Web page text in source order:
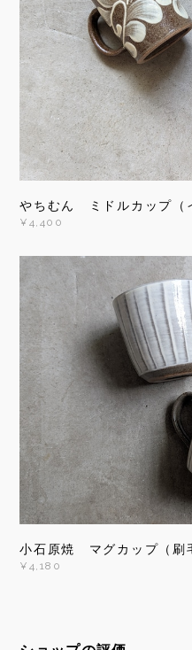
やちむん ミドルカップ
¥4,400
小石原焼 マグカップ（
¥4,180